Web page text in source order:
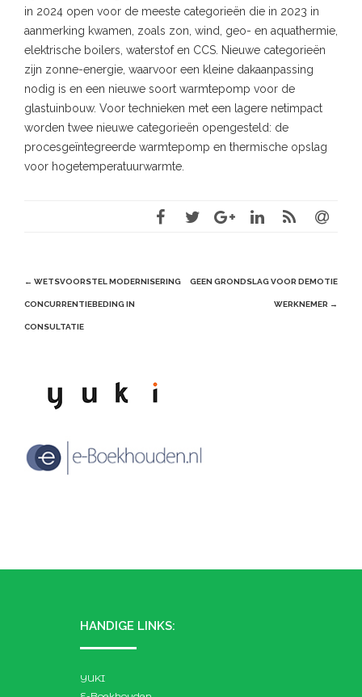
in 2024 open voor de meeste categorieën die in 2023 in
aanmerking kwamen, zoals zon, wind, geo- en aquathermie,
elektrische boilers, waterstof en CCS. Nieuwe categorieën
zijn zonne-energie, waarvoor een kleine dakaanpassing
nodig is en een nieuwe soort warmtepomp voor de
glastuinbouw. Voor technieken met een lagere netimpact
worden twee nieuwe categorieën opengesteld: de
procesgeïntegreerde warmtepomp en thermische opslag
voor hogetemperatuurwarmte.
Post
navigation
← WETSVOORSTEL MODERNISERING
CONCURRENTIEBEDING IN
CONSULTATIE
GEEN GRONDSLAG VOOR DEMOTIE
WERKNEMER →
HANDIGE LINKS:
YUKI